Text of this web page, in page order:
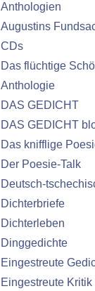
Anthologien
Augustins
CDs
Das flüchtige
Anthologie
DAS GEDICHT
DAS GEDICHT
Das knifflige
Der Poesie-Talk
Deutsch-
Dichterbriefe
Dichterleben
Dinggedichte
Eingestreute
Eingestreute Kritik